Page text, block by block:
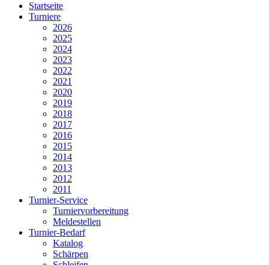
Startseite
Turniere
2026
2025
2024
2023
2022
2021
2020
2019
2018
2017
2016
2015
2014
2013
2012
2011
Turnier-Service
Turniervorbereitung
Meldestellen
Turnier-Bedarf
Katalog
Schärpen